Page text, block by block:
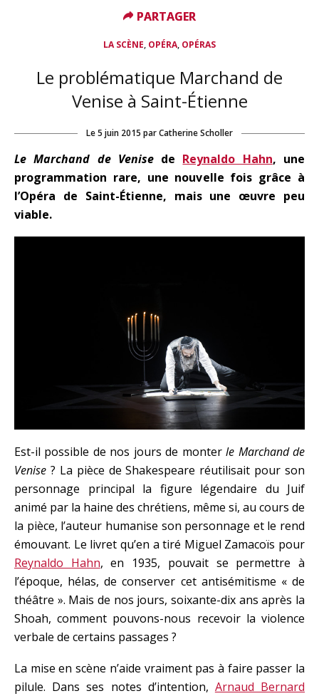
LA SCÈNE, OPÉRA, OPÉRAS
Le problématique Marchand de
Venise à Saint-Étienne
Le5 juin 2015 parCatherine Scholler
Le Marchand de Venisede Reynaldo Hahn, une
programmation rare, une nouvelle fois grâce à
l’Opéra de Saint-Étienne, mais une œuvre peu
viable.
Est-il possible de nos jours de monterle Marchand de
Venise ? La pièce de Shakespeare réutilisait pour son
personnage principal la figure légendaire du Juif
animé par la haine des chrétiens, même si, au cours de
la pièce, l’auteur humanise son personnage et le rend
émouvant. Le livret qu’en a tiré Miguel Zamacoïs pour
Reynaldo Hahn, en 1935, pouvait se permettre à
l’époque, hélas, de conserver cet antisémitisme « de
théâtre ». Mais de nos jours, soixante-dix ans après la
Shoah, comment pouvons-nous recevoir la violence
verbale de certains passages ?
La mise en scène n’aide vraiment pas à faire passer la
pilule. Dans ses notes d’intention, Arnaud Bernard
PARTAGER
PARTAGER